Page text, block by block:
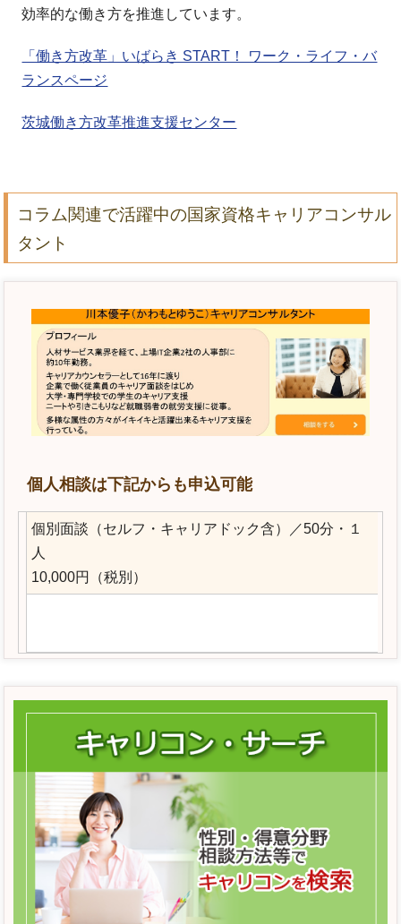
効率的な働き方を推進しています。
「働き方改革」いばらき START！ ワーク・ライフ・バ
ランスページ
茨城働き方改革推進支援センター
コラム関連で活躍中の国家資格キャリアコンサル
タント
個人相談は下記からも申込可能
個別面談（セルフ・キャリアドック含）／50分・１
人
10,000円（税別）